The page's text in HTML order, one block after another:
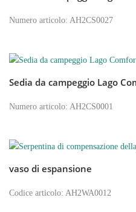
Numero articolo: AH2CS0027
Aggiungi al
Sedia da campeggio Lago
Numero articolo: AH2CS0001
Aggiungi al
vaso di espansione
Codice articolo: AH2WA0012